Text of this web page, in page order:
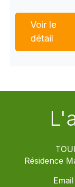
Voir le
détail
Résidence
Email